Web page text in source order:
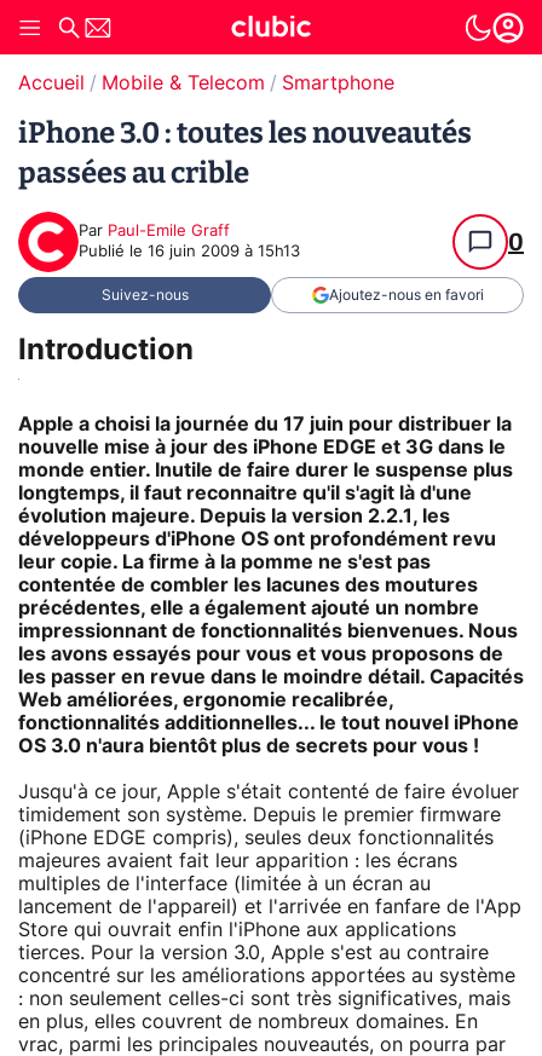
Accueil Mobile & Telecom Smartphone
iPhone 3.0 : toutes les nouveautés
passées au crible
Par Paul-Emile Graff
Publié le 16 juin 2009 à 15h13 0
Suivez-nous Ajoutez-nous en favori
Introduction
Apple a choisi la journée du 17 juin pour distribuer la
nouvelle mise à jour des iPhone EDGE et 3G dans le
monde entier. Inutile de faire durer le suspense plus
longtemps, il faut reconnaitre qu'il s'agit là d'une
évolution majeure. Depuis la version 2.2.1, les
développeurs d'iPhone OS ont profondément revu
leur copie. La firme à la pomme ne s'est pas
contentée de combler les lacunes des moutures
précédentes, elle a également ajouté un nombre
impressionnant de fonctionnalités bienvenues. Nous
les avons essayés pour vous et vous proposons de
les passer en revue dans le moindre détail. Capacités
Web améliorées, ergonomie recalibrée,
fonctionnalités additionnelles... le tout nouvel iPhone
OS 3.0 n'aura bientôt plus de secrets pour vous !
Jusqu'à ce jour, Apple s'était contenté de faire évoluer
timidement son système. Depuis le premier firmware
(iPhone EDGE compris), seules deux fonctionnalités
majeures avaient fait leur apparition : les écrans
multiples de l'interface (limitée à un écran au
lancement de l'appareil) et l'arrivée en fanfare de l'App
Store qui ouvrait enfin l'iPhone aux applications
tierces. Pour la version 3.0, Apple s'est au contraire
concentré sur les améliorations apportées au système
: non seulement celles-ci sont très significatives, mais
en plus, elles couvrent de nombreux domaines. En
vrac, parmi les principales nouveautés, on pourra par